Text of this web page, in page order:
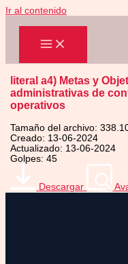
Ir al contenido
literal a4) Metas y
administrativas de
operativos
Tamaño del archivo:
Creado: 13-06-2024
Actualizado: 13-06-2024
Golpes: 45
Descargar